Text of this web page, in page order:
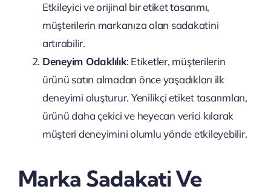
Etkileyici ve orijinal bir etiket tasarımı,
müşterilerin markanıza olan sadakatini
artırabilir.
Deneyim Odaklılık: Etiketler, müşterilerin
ürünü satın almadan önce yaşadıkları ilk
deneyimi oluşturur. Yenilikçi etiket tasarımları,
ürünü daha çekici ve heyecan verici kılarak
müşteri deneyimini olumlu yönde etkileyebilir.
Marka Sadakati Ve